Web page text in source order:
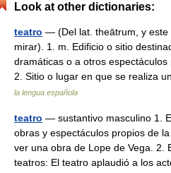
Look at other dictionaries:
teatro — (Del lat. theātrum, y este
mirar). 1. m. Edificio o sitio
dramáticas o a otros espectáculos
2. Sitio o lugar en que se realiza
la lengua española
teatro — sustantivo masculino 1.
obras y espectáculos propios de
ver una obra de Lope de Vega. 2.
teatros: El teatro aplaudió a los